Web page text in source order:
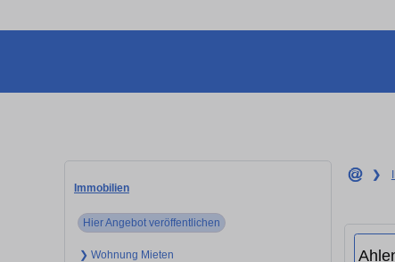
Immobilien
Hier Angebot veröffentlichen
❯ Wohnung Mieten
❯